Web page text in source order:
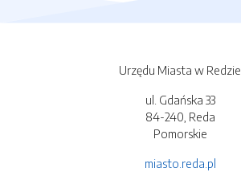
Urzędu Miasta w Redzie
ul. Gdańska 33
84-240, Reda
Pomorskie
miasto.reda.pl